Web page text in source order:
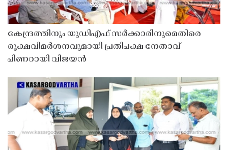
കേന്ദ്രത്തിനും യുഡിഎഫ് സർക്കാരിനുമെതിരെ
രൂക്ഷവിമർശനവുമായി പ്രതിപക്ഷ നേതാവ്
പിണറായി വിജയൻ